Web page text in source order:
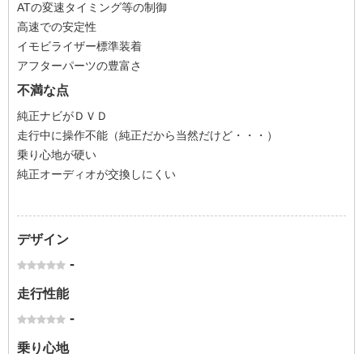
ATの変速タイミング等の制御
高速での安定性
イモビライザー標準装着
アフターパーツの豊富さ
不満な点
純正ナビがＤＶＤ
走行中に操作不能（純正だから当然だけど・・・）
乗り心地が硬い
純正オーディオが交換しにくい
デザイン
-
走行性能
-
乗り心地